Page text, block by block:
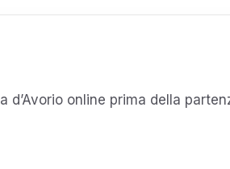
online prima della